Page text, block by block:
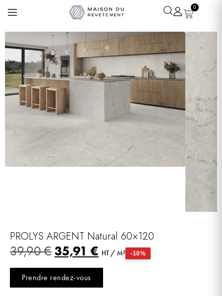
0
PROLYS ARGENT Natural 60×120
39,90€35,91€ HT / M² -10%
Prendre rendez-vous
Léa
En ligne